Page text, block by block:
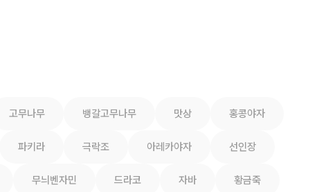
고무나무 뱅갈고무나무 맛상 홍콩야자
파키라 극락조 아레카야자 선인장
무늬벤자민 드라코 자바 황금죽